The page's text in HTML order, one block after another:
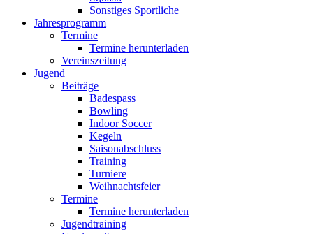
Sonstiges Sportliche
Jahresprogramm
Termine
Termine herunterladen
Vereinszeitung
Jugend
Beiträge
Badespass
Bowling
Indoor Soccer
Kegeln
Saisonabschluss
Training
Turniere
Weihnachtsfeier
Termine
Termine herunterladen
Jugendtraining